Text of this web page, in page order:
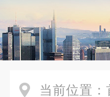
当前位置：